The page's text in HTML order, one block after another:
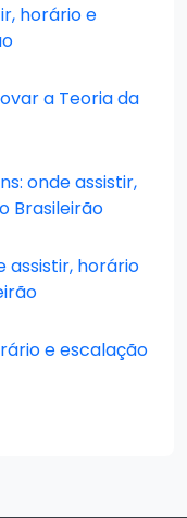
horário e
a Teoria da
onde assistir,
Brasileirão
assistir, horário
e escalação